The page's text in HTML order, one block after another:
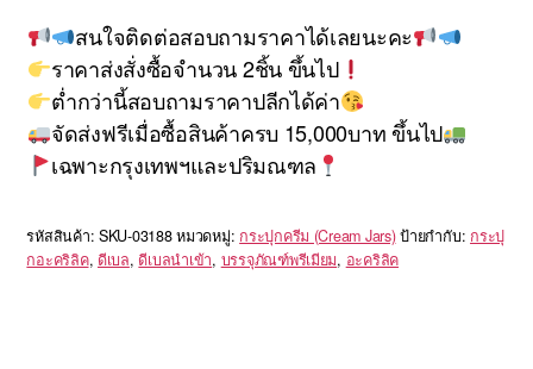
สนใจติดต่อสอบถามราคาได้เลยนะคะ
ราคาส่งสั่งซื้อจำนวน 2ชิ้น ขึ้นไป
ต่ำกว่านี้สอบถามราคาปลีกได้ค่า
จัดส่งฟรีเมื่อซื้อสินค้าครบ 15,000บาท ขึ้นไป
เฉพาะกรุงเทพฯและปริมณฑล
รหัสสินค้า: SKU-03188 หมวดหมู่: กระปุกครีม (Cream Jars) ป้ายกำกับ: กระปุ
กอะคริลิค, ดีเบล,ดีเบลนำเข้า, บรรจุภัณฑ์พรีเมียม, อะคริลิค